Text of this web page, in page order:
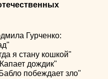
Гурченко:
я стану кошкой"
дождик"
побеждает зло"